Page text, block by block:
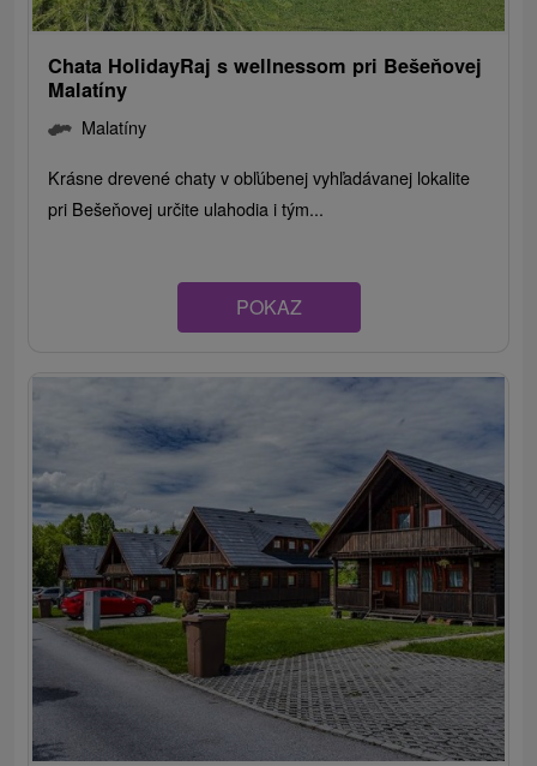
Chata HolidayRaj s wellnessom pri Bešeňovej
Malatíny
Malatíny
Krásne drevené chaty v obľúbenej vyhľadávanej lokalite
pri Bešeňovej určite ulahodia i tým...
POKAZ